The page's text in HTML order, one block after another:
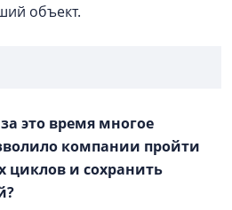
объект.
это время многое
компании пройти
циклов и сохранить